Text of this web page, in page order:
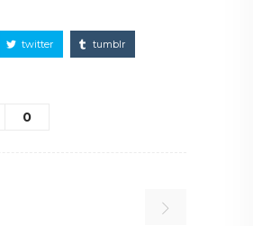
twitter tumblr
0